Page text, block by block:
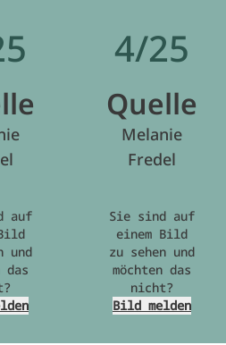
auf
und
das
4/25
Quelle
Melanie
Fredel
Sie sind auf
einem Bild
zu sehen und
möchten das
nicht?
Bild melden